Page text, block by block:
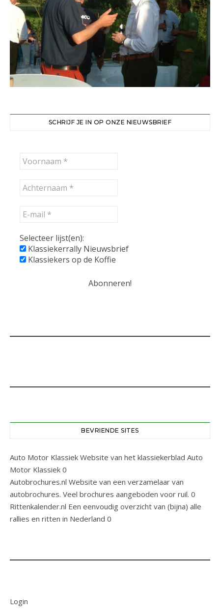
SCHRIJF JE IN OP ONZE NIEUWSBRIEF
Selecteer lijst(en):
Klassiekerrally Nieuwsbrief
Klassiekers op de Koffie
BEVRIENDE SITES
Auto Motor Klassiek Website van het klassiekerblad Auto
Motor Klassiek 0
Autobrochures.nl Website van een verzamelaar van
autobrochures. Veel brochures aangeboden voor ruil. 0
Rittenkalender.nl Een eenvoudig overzicht van (bijna) alle
rallies en ritten in Nederland 0
Login